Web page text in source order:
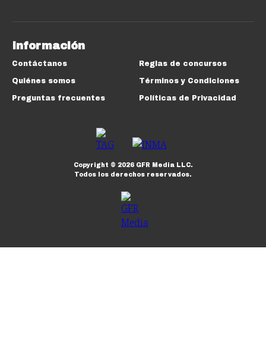
Información
Contáctanos
Quiénes somos
Preguntas frecuentes
Reglas de concursos
Términos y Condiciones
Políticas de Privacidad
Copyright © 2026GFR Media LLC.
Todos los derechos reservados.